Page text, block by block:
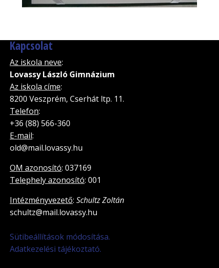
Kapcsolat
Az iskola neve:
Lovassy László Gimnázium
Az iskola címe:
8200 Veszprém, Cserhát ltp. 11.
Telefon:
+36 (88) 566-360
E-mail:
old@mail.lovassy.hu
OM azonosító: 037169
Telephely azonosító: 001
Intézményvezető: Schultz Zoltán
schultz@mail.lovassy.hu
Sütibeállítások módosítása.
Adatkezelési tájékoztató.